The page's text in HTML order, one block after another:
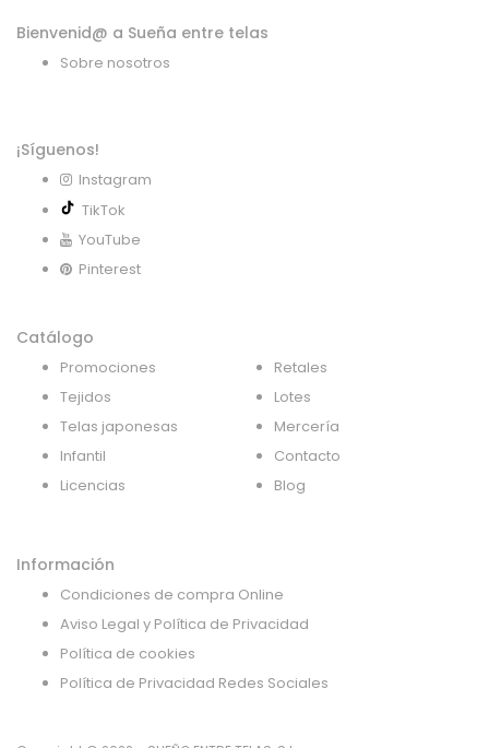
Bienvenid@ a Sueña entre telas
Sobre nosotros
¡Síguenos!
Instagram
TikTok
YouTube
Pinterest
Catálogo
Promociones
Tejidos
Telas japonesas
Infantil
Licencias
Retales
Lotes
Mercería
Contacto
Blog
Información
Condiciones de compra Online
Aviso Legal y Política de Privacidad
Política de cookies
Política de Privacidad Redes Sociales